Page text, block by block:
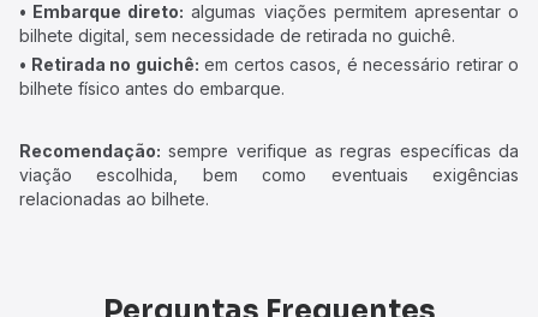
• Embarque direto: algumas viações permitem apresentar o
bilhete digital, sem necessidade de retirada no guichê.
• Retirada no guichê: em certos casos, é necessário retirar o
bilhete físico antes do embarque.
Recomendação: sempre verifique as regras específicas da
viação escolhida, bem como eventuais exigências
relacionadas ao bilhete.